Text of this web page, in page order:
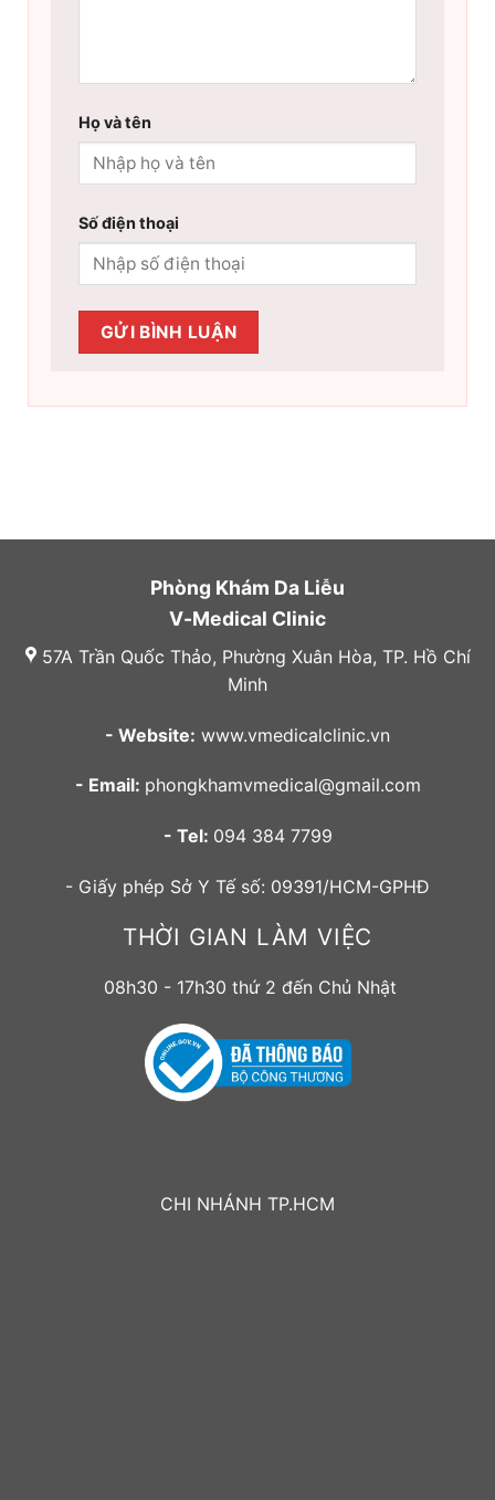
Họ và tên
Số điện thoại
Phòng Khám Da Liễu
V-Medical Clinic
57A Trần Quốc Thảo, Phường Xuân Hòa, TP. Hồ Chí
Minh
- Website: www.vmedicalclinic.vn
- Email: phongkhamvmedical@gmail.com
- Tel: 094 384 7799
- Giấy phép Sở Y Tế số: 09391/HCM-GPHĐ
THỜI GIAN LÀM VIỆC
08h30 - 17h30 thứ 2 đến Chủ Nhật
CHI NHÁNH TP.HCM